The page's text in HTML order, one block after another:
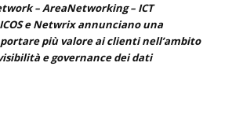
– AreaNetworking – ICT
ICOS e Netwrix annunciano una
più valore ai clienti nell’ambito
e governance dei dati